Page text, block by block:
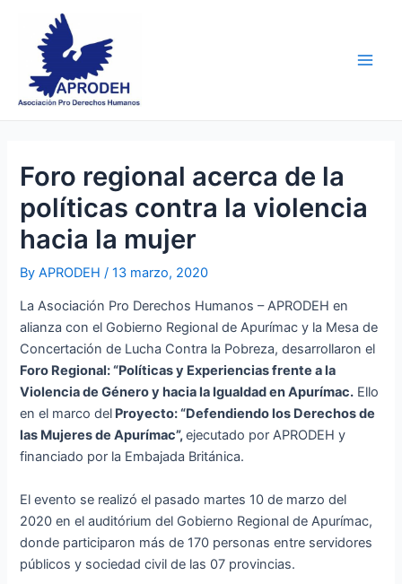
content
Foro regional acerca de la
políticas contra la violencia
hacia la mujer
ByAPRODEH/13 marzo, 2020
La Asociación Pro Derechos Humanos – APRODEH en
alianza con el Gobierno Regional de Apurímac y la Mesa de
Concertación de Lucha Contra la Pobreza, desarrollaron el
Foro Regional: “Políticas y Experiencias frente a la
Violencia de Género y hacia la Igualdad en Apurímac. Ello
en el marco del Proyecto: “Defendiendo los Derechos de
las Mujeres de Apurímac”,ejecutado por APRODEH y
financiado por la Embajada Británica.
El evento se realizó el pasado martes 10 de marzo del
2020 en el auditórium del Gobierno Regional de Apurímac,
donde participaron más de 170 personas entre servidores
públicos y sociedad civil de las 07 provincias.
navigation